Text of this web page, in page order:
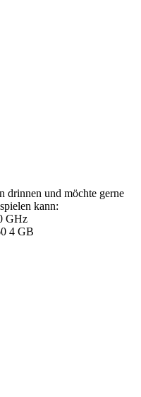
drinnen und möchte gerne
kann:
GHz
4 GB